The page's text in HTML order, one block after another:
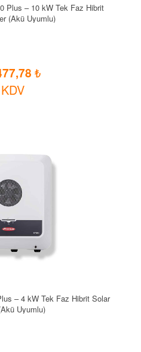
Plus – 10 kW Tek Faz Hibrit
(Akü Uyumlu)
– 4 kW Tek Faz Hibrit Solar
Uyumlu)